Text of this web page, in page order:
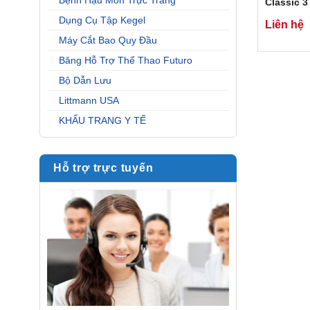
Dụng Cụ Tập Kegel
Máy Cắt Bao Quy Đầu
Băng Hỗ Trợ Thể Thao Futuro
Bộ Dẫn Lưu
Littmann USA
KHẨU TRANG Y TẾ
Hỗ trợ trực tuyến
Liên hệ